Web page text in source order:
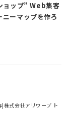
ョップ” Web集客
ーマップを作ろ
株式会社アリウープ ト